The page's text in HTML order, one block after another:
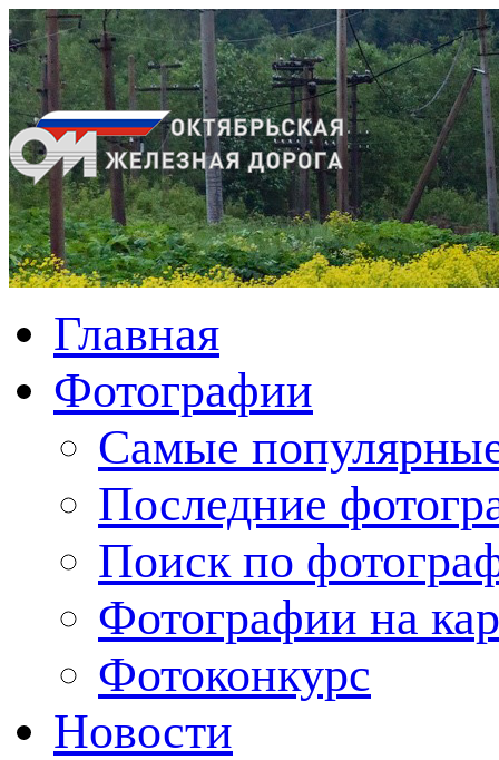
Главная
Фотографии
Cамые
Последние
Поиск по
Фотографии на
Фотоконкурс
Новости